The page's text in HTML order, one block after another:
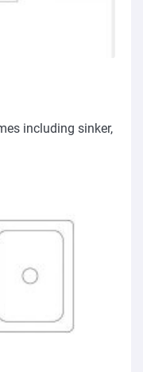
including sinker,